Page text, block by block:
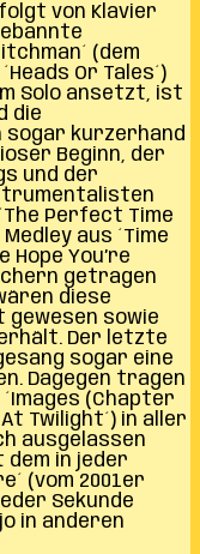
von Klavier
(dem
Or Tales´)
Solo ansetzt, ist
die
kurzerhand
Beginn, der
und der
Perfect Time
aus ´Time
Hope You’re
getragen
diese
gewesen sowie
Der letzte
sogar eine
Dagegen tragen
(Chapter
Twilight´) in aller
ausgelassen
dem in jeder
(vom 2001er
Sekunde
in anderen